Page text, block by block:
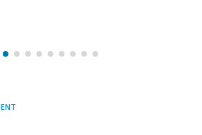
des mesures urgentes pour mettre fin à
du tabac en Afrique.